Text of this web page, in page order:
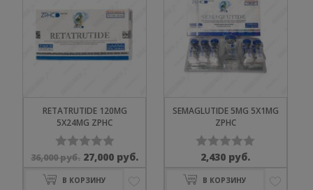
RETATRUTIDE 120MG
5X24MG ZPHC
Оценка
0
36,000руб. Первоначальная
составляла
27,000 руб.Текущая
27,000 руб..
В КОРЗИНУ
SEMAGLUTIDE 5MG 5X1MG
ZPHC
Оценка
0
2,430 руб.
В КОРЗИНУ